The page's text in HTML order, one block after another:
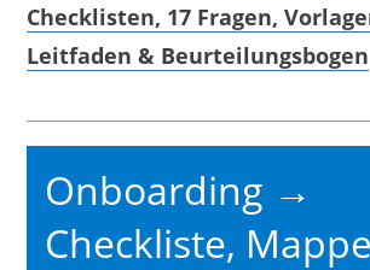
Checklisten, 17 Fragen,
Leitfaden & Beurteilungsbogen
Onboarding →
Checkliste, Mappe